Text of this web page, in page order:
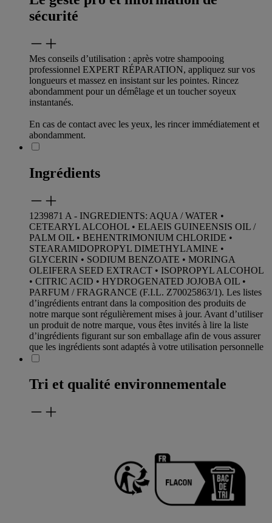
sécurité
Mes conseils d’utilisation : après votre shampooing
professionnel EXPERT RÉPARATION, appliquez sur vos
longueurs et massez en insistant sur les pointes. Rincez
abondamment pour un démêlage et un toucher soyeux
instantanés.
En cas de contact avec les yeux, les rincer immédiatement et
abondamment.
Ingrédients
1239871 A - INGREDIENTS: AQUA / WATER •
CETEARYL ALCOHOL • ELAEIS GUINEENSIS OIL /
PALM OIL • BEHENTRIMONIUM CHLORIDE •
STEARAMIDOPROPYL DIMETHYLAMINE •
GLYCERIN • SODIUM BENZOATE • MORINGA
OLEIFERA SEED EXTRACT • ISOPROPYL ALCOHOL
• CITRIC ACID • HYDROGENATED JOJOBA OIL •
PARFUM / FRAGRANCE (F.I.L. Z70025863/1). Les listes
d’ingrédients entrant dans la composition des produits de
notre marque sont régulièrement mises à jour. Avant d’utiliser
un produit de notre marque, vous êtes invités à lire la liste
d’ingrédients figurant sur son emballage afin de vous assurer
que les ingrédients sont adaptés à votre utilisation personnelle
Tri et qualité environnementale